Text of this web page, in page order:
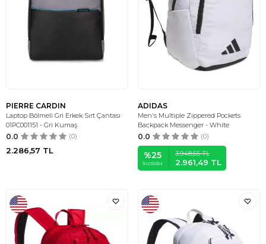
PIERRE CARDIN
Laptop Bölmeli Gri Erkek Sırt Çantası
01PC001151 - Gri Kumaş
0.0 (0)
2.286,57 TL
ADIDAS
Men's Multiple Zippered Pockets
Backpack Messenger - White
0.0 (0)
%25
İNDIRIM
3.948,65TL
2.961,49 TL